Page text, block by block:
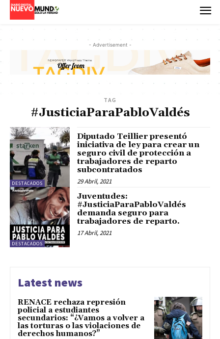
- Advertisement -
TAG
#JusticiaParaPabloValdés
DESTACADOS
Diputado Teillier presentó
iniciativa de ley para crear un
seguro civil de protección a
trabajadores de reparto
subcontratados
29 Abril, 2021
DESTACADOS
Juventudes:
#JusticiaParaPabloValdés
demanda seguro para
trabajadores de reparto.
17 Abril, 2021
Latest news
RENACE rechaza represión
policial a estudiantes
secundarios: “¿Vamos a volver a
las torturas o las violaciones de
derechos humanos?”